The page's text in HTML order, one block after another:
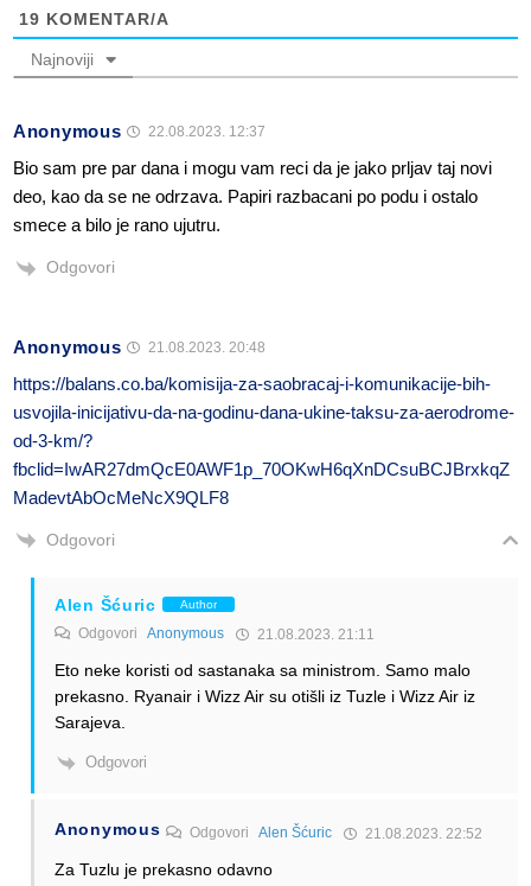
19 KOMENTAR/A
Najnoviji
Anonymous 22.08.2023. 12:37
Bio sam pre par dana i mogu vam reci da je jako prljav taj novi
deo, kao da se ne odrzava. Papiri razbacani po podu i ostalo
smece a bilo je rano ujutru.
Odgovori
Anonymous 21.08.2023. 20:48
https://balans.co.ba/komisija-za-saobracaj-i-komunikacije-bih-
usvojila-inicijativu-da-na-godinu-dana-ukine-taksu-za-aerodrome-
od-3-km/?
fbclid=IwAR27dmQcE0AWF1p_70OKwH6qXnDCsuBCJBrxkqZ
MadevtAbOcMeNcX9QLF8
Odgovori
Alen Šćuric Author
Odgovori Anonymous 21.08.2023. 21:11
Eto neke koristi od sastanaka sa ministrom. Samo malo
prekasno. Ryanair i Wizz Air su otišli iz Tuzle i Wizz Air iz
Sarajeva.
Odgovori
Anonymous OdgovoriAlen Šćuric 21.08.2023. 22:52
Za Tuzlu je prekasno odavno